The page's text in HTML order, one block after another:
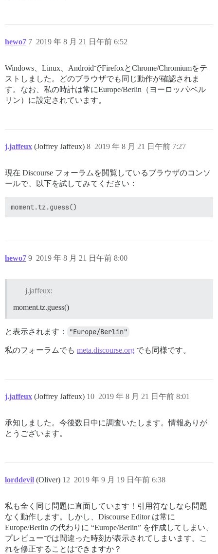
hewo7 2019 年 8 月 21 日午前 6:52
7
Windows、Linux、AndroidでFirefoxとChrome/Chromiumをテ
ストしました。どのブラウザでも同じ動作が確認されま
す。なお、私の時計は常にEurope/Berlin（ヨーロッパ/ベル
リン）に設定されています。
j.jaffeux (Joffrey Jaffeux) 2019 年 8 月 21 日午前 7:27
8
現在 Discourse フォーラムを閲覧しているブラウザのコンソ
ールで、以下を試してみてください：
hewo7 2019 年 8 月 21 日午前 8:00
9
j.jaffeux:
moment.tz.guess()
と表示されます： "Europe/Berlin"
私のフォーラムでも meta.discourse.org でも同様です。
j.jaffeux (Joffrey Jaffeux) 2019 年 8 月 21 日午前 8:01
10
承知しました。今後数日中に調査いたします。情報ありが
とうございます。
lorddevil (Oliver) 2019 年 9 月 19 日午前 6:38
12
私も全く同じ問題に直面しています！引用符なしなら問題
なく動作します。しかし、Discourse Editor は常に
Europe/Berlin の代わりに “Europe/Berlin” を作成してしまい、
プレビューでは間違った時刻が表示されてしまいます。こ
れを修正することはできますか？